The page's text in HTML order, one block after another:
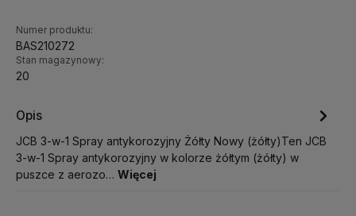
Numer produktu:
BAS210272
Stan magazynowy:
20
Opis
JCB 3-w-1 Spray antykorozyjny Żółty Nowy (żółty)Ten JCB
3-w-1 Spray antykorozyjny w kolorze żółtym (żółty) w
puszce z aerozo… Więcej